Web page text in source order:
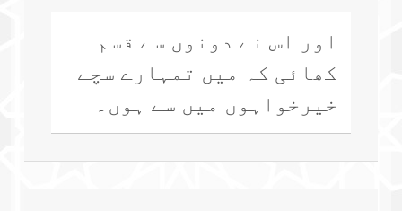
اور اس نے دونوں سے قسم
کھائی کہ میں تمہارے سچے
خیرخواہوں میں سے ہوں۔